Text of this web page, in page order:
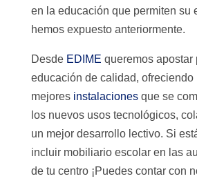
en la educación que permiten su
hemos expuesto anteriormente.
Desde EDIME queremos apostar
educación de calidad, ofreciendo
mejores instalacionesque se
los nuevos usos tecnológicos,
un mejor desarrollo lectivo. Si
incluir mobiliario escolar en las
de tu centro ¡Puedes contar con